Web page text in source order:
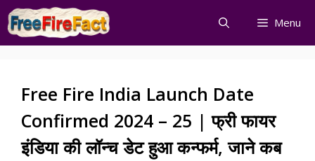
Skip
to
Menu
Free Fire India Launch Date
Confirmed 2024 – 25 | फ्री फायर
इंडिया की लॉन्च डेट हुआ कन्फर्म, जाने कब